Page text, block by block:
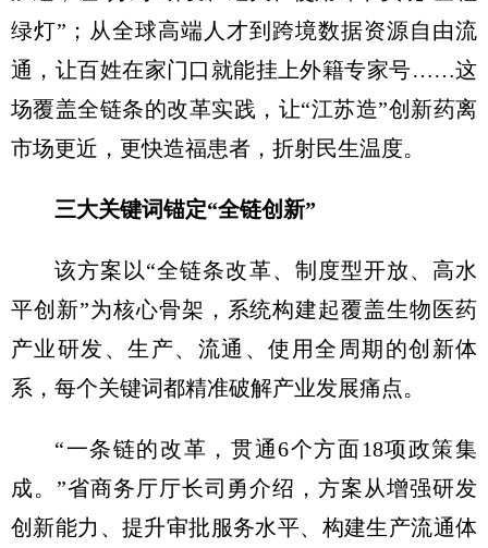
绿灯”；从全球高端人才到跨境数据资源自由流
通，让百姓在家门口就能挂上外籍专家号……这
场覆盖全链条的改革实践，让“江苏造”创新药离
市场更近，更快造福患者，折射民生温度。
三大关键词锚定“全链创新”
该方案以“全链条改革、制度型开放、高水
平创新”为核心骨架，系统构建起覆盖生物医药
产业研发、生产、流通、使用全周期的创新体
系，每个关键词都精准破解产业发展痛点。
“一条链的改革，贯通6个方面18项政策集
成。”省商务厅厅长司勇介绍，方案从增强研发
创新能力、提升审批服务水平、构建生产流通体